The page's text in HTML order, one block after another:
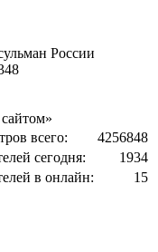
России
всего:
4256848
сегодня:
1934
в онлайн:
15